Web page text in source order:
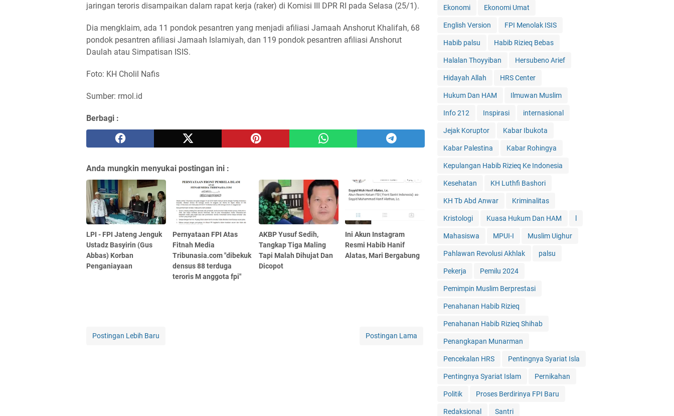
jaringan teroris disampaikan dalam rapat kerja (raker) di Komisi III DPR RI pada Selasa (25/1).
Dia mengklaim, ada 11 pondok pesantren yang menjadi afiliasi Jamaah Anshorut Khalifah, 68
pondok pesantren afiliasi Jamaah Islamiyah, dan 119 pondok pesantren afiliasi Anshorut
Daulah atau Simpatisan ISIS.
Foto: KH Cholil Nafis
Sumber: rmol.id
Berbagi :
Anda mungkin menyukai postingan ini :
LPI - FPI Jateng Jenguk
Ustadz Basyirin (Gus
Abbas) Korban
Penganiayaan
Pernyataan FPI Atas
Fitnah Media
Tribunasia.com "dibekuk
densus 88 terduga
teroris M anggota fpi"
AKBP Yusuf Sedih,
Tangkap Tiga Maling
Tapi Malah Dihujat Dan
Dicopot
Ini Akun Instagram
Resmi Habib Hanif
Alatas, Mari Bergabung
Postingan Lebih Baru Postingan Lama
Ekonomi Ekonomi Umat
English Version FPI Menolak ISIS
Habib palsu Habib Rizieq Bebas
Halalan Thoyyiban Hersubeno Arief
Hidayah Allah HRS Center
Hukum Dan HAM Ilmuwan Muslim
Info 212 Inspirasi internasional
Jejak Koruptor Kabar Ibukota
Kabar Palestina Kabar Rohingya
Kepulangan Habib Rizieq Ke Indonesia
Kesehatan KH Luthfi Bashori
KH Tb Abd Anwar Kriminalitas
Kristologi Kuasa Hukum Dan HAM
Mahasiswa MPUI-I Muslim Uighur
Pahlawan Revolusi Akhlak palsu
Pekerja Pemilu 2024
Pemimpin Muslim Berprestasi
Penahanan Habib Rizieq
Penahanan Habib Rizieq Shihab
Penangkapan Munarman
Pencekalan HRS Pentingnya Syariat Isla
Pentingnya Syariat Islam Pernikahan
Politik Proses Berdirinya FPI Baru
Redaksional Santri